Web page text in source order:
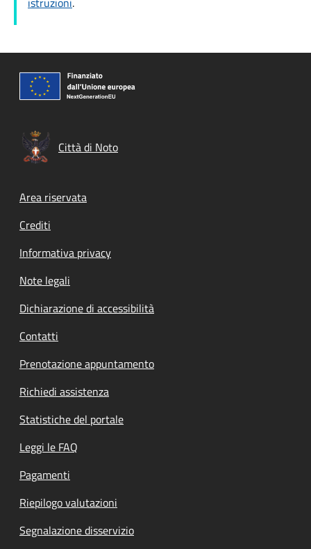
Città di Noto
Footer menu
Area riservata
Crediti
Informativa privacy
Note legali
Dichiarazione di accessibilità
Contatti
Prenotazione appuntamento
Richiedi assistenza
Statistiche del portale
Leggi le FAQ
Pagamenti
Riepilogo valutazioni
Segnalazione disservizio